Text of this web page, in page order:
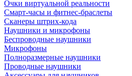
Очки виртуальной реальности
Смарт-часы и фитнес-браслеты
Сканеры штрих-кода
Наушники и микрофоны
Беспроводные наушники
Микрофоны
Полноразмерные наушники
Проводные наушники